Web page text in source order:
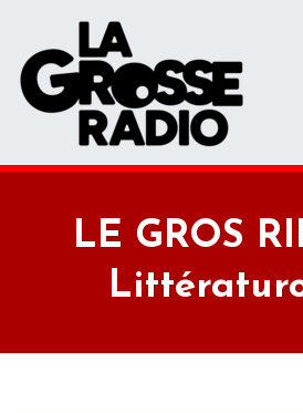
LE GROS